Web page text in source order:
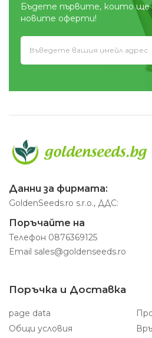
Бъдете първите, които ще
новите оферти!
Данни за фирмата:
GoldenSeeds.ro s.r.o., ДДС:
Поръчайте на
Телефон 0876369125
Email sales@goldenseeds.ro
Поръчка и Доставка
page data
Общи условия